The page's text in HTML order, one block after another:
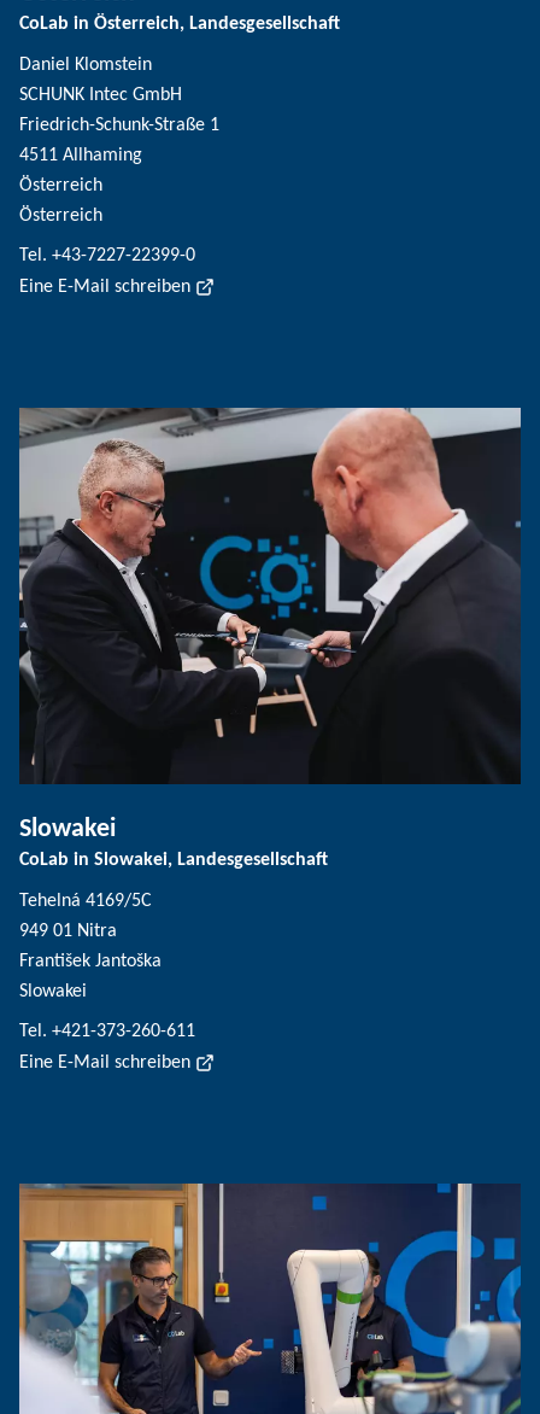
CoLab in Österreich, Landesgesellschaft
Daniel Klomstein
SCHUNK Intec GmbH
Friedrich-Schunk-Straße 1
4511 Allhaming
Österreich
Österreich
Tel. +43-7227-22399-0
Eine E-Mail schreiben
Slowakei
CoLab in Slowakei, Landesgesellschaft
Tehelná 4169/5C
949 01 Nitra
František Jantoška
Slowakei
Tel. +421-373-260-611
Eine E-Mail schreiben